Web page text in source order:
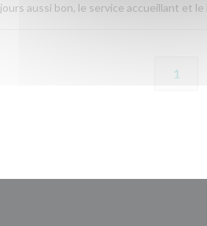
aussi bon, le service accueillant et
1